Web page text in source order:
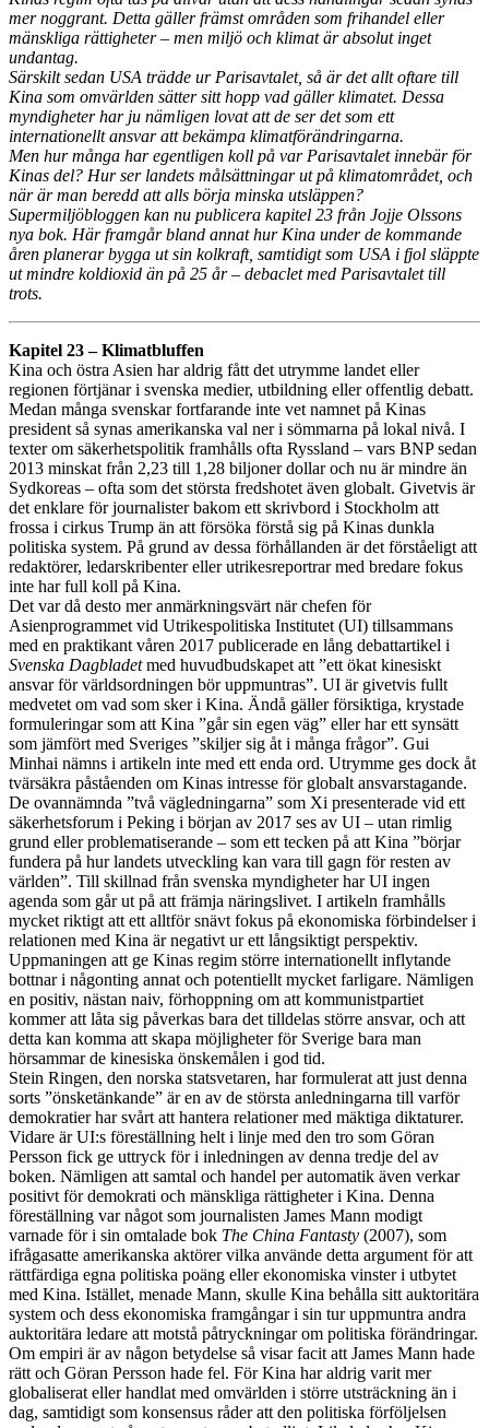
mer noggrant. Detta gäller främst områden som frihandel eller
mänskliga rättigheter – men miljö och klimat är absolut inget
undantag.
Särskilt sedan USA trädde ur Parisavtalet, så är det allt oftare till
Kina som omvärlden sätter sitt hopp vad gäller klimatet. Dessa
myndigheter har ju nämligen lovat att de ser det som ett
internationellt ansvar att bekämpa klimatförändringarna.
Men hur många har egentligen koll på var Parisavtalet innebär för
Kinas del? Hur ser landets målsättningar ut på klimatområdet, och
när är man beredd att alls börja minska utsläppen?
Supermiljöbloggen kan nu publicera kapitel 23 från Jojje Olssons
nya bok. Här framgår bland annat hur Kina under de kommande
åren planerar bygga ut sin kolkraft, samtidigt som USA i fjol släppte
ut mindre koldioxid än på 25 år – debaclet med Parisavtalet till
trots.
Kapitel 23 – Klimatbluffen
Kina och östra Asien har aldrig fått det utrymme landet eller
regionen förtjänar i svenska medier, utbildning eller offentlig debatt.
Medan många svenskar fortfarande inte vet namnet på Kinas
president så synas amerikanska val ner i sömmarna på lokal nivå. I
texter om säkerhetspolitik framhålls ofta Ryssland – vars BNP sedan
2013 minskat från 2,23 till 1,28 biljoner dollar och nu är mindre än
Sydkoreas – ofta som det största fredshotet även globalt. Givetvis är
det enklare för journalister bakom ett skrivbord i Stockholm att
frossa i cirkus Trump än att försöka förstå sig på Kinas dunkla
politiska system. På grund av dessa förhållanden är det förståeligt att
redaktörer, ledarskribenter eller utrikesreportrar med bredare fokus
inte har full koll på Kina.
Det var då desto mer anmärkningsvärt när chefen för
Asienprogrammet vid Utrikespolitiska Institutet (UI) tillsammans
med en praktikant våren 2017 publicerade en lång debattartikel i
Svenska Dagbladetmed huvudbudskapet att ”ett ökat kinesiskt
ansvar för världsordningen bör uppmuntras”. UI är givetvis fullt
medvetet om vad som sker i Kina. Ändå gäller försiktiga, krystade
formuleringar som att Kina ”går sin egen väg” eller har ett synsätt
som jämfört med Sveriges ”skiljer sig åt i många frågor”. Gui
Minhai nämns i artikeln inte med ett enda ord. Utrymme ges dock åt
tvärsäkra påståenden om Kinas intresse för globalt ansvarstagande.
De ovannämnda ”två vägledningarna” som Xi presenterade vid ett
säkerhetsforum i Peking i början av 2017 ses av UI – utan rimlig
grund eller problematiserande – som ett tecken på att Kina ”börjar
fundera på hur landets utveckling kan vara till gagn för resten av
världen”. Till skillnad från svenska myndigheter har UI ingen
agenda som går ut på att främja näringslivet. I artikeln framhålls
mycket riktigt att ett alltför snävt fokus på ekonomiska förbindelser i
relationen med Kina är negativt ur ett långsiktigt perspektiv.
Uppmaningen att ge Kinas regim större internationellt inflytande
bottnar i någonting annat och potentiellt mycket farligare. Nämligen
en positiv, nästan naiv, förhoppning om att kommunistpartiet
kommer att låta sig påverkas bara det tilldelas större ansvar, och att
detta kan komma att skapa möjligheter för Sverige bara man
hörsammar de kinesiska önskemålen i god tid.
Stein Ringen, den norska statsvetaren, har formulerat att just denna
sorts ”önsketänkande” är en av de största anledningarna till varför
demokratier har svårt att hantera relationer med mäktiga diktaturer.
Vidare är UI:s föreställning helt i linje med den tro som Göran
Persson fick ge uttryck för i inledningen av denna tredje del av
boken. Nämligen att samtal och handel per automatik även verkar
positivt för demokrati och mänskliga rättigheter i Kina. Denna
föreställning var något som journalisten James Mann modigt
varnade för i sin omtalade bok The China Fantasty (2007), som
ifrågasatte amerikanska aktörer vilka använde detta argument för att
rättfärdiga egna politiska poäng eller ekonomiska vinster i utbytet
med Kina. Istället, menade Mann, skulle Kina behålla sitt auktoritära
system och dess ekonomiska framgångar i sin tur uppmuntra andra
auktoritära ledare att motstå påtryckningar om politiska förändringar.
Om empiri är av någon betydelse så visar facit att James Mann hade
rätt och Göran Persson hade fel. För Kina har aldrig varit mer
globaliserat eller handlat med omvärlden i större utsträckning än i
dag, samtidigt som konsensus råder att den politiska förföljelsen